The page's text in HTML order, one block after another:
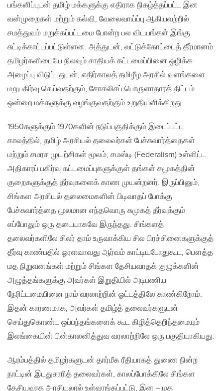
பங்களிப்புடன் தமிழ் மக்களுக்கு எதிராக நிகழ்த்தப்பட்ட இன
வன்முறைகள் மற்றும் கல்வி, வேலைவாய்ப்பு ஆகியவற்றில்
சமத்துவம் மறுக்கப்பட்டமை போன்ற பல விடயங்கள் இங்கு
சுட்டிக்காட்டப்பட்டுள்ளன‌. அத்துடன், வட்டுக்கோட்டைத் தீர்மானம்
தமிழர்களிடையே நிலவும் சாதியக் கட்டமைப்பினை ஒழிக்க
அழைப்பு விடுப்பதுடன், எதிர்காலத் தமிழீழ அரசில் வளங்களை
மறுபகிர்வு செய்வதற்கும், சோசலிசப் பொருளாதாரத் திட்டம்
ஒன்றை மக்களுக்கு வழங்குவதற்கும் உறுதியளிக்கிறது.
1950களுக்கும் 1970களின் நடுப்பகுதிக்கும் இடைப்பட்ட
காலத்தில், தமிழ் அரசியல் தலைவர்கள் பேச்சுவார்த்தைகள்
மற்றும் சமரச முயற்சிகள் மூலம், சமஸ்டி (Federalism) உள்ளிட்ட
அதிகாரப் பகிர்வு கட்டமைப்புகளுக்குள் தங்கள் சமூகத்தின்
குறைகளுக்குத் தீர்வுகளைக் காண முயன்றனர். இருப்பினும்,
சிங்கள அரசியல் தலைமைகளின் பிடிவாதப் போக்கு
பேச்சுவார்த்தை மூலமான எந்தவொரு சுமுகத் தீர்வுக்கும்
எப்போதும் ஒரு தடையாகவே இருந்தது. சிங்களத்
தலைவர்களிலே சிலர் தாம் உருவாக்கிய சில பிரச்சினைகளுக்குத்
தீர்வு காண்பதில் ஓரளவாவது ஆர்வம் காட்டியபோதுகூட, பௌத்த
மத நிறுவனங்கள் மற்றும் சிங்கள தேசியவாதக் குழுக்களின்
அழுத்தங்களுக்கு அவர்கள் இறுதியில் அடிபணிய
நேரிட்டமையினை நாம் வரலாற்றின் ஓட்டத்திலே காண்கிறோம்.
இதன் காரணமாக, அவர்கள் தமிழ்த் தலைவர்களுடன்
செய்துகொண்ட ஒப்பந்தங்களைக் கூட கிழித்தெறிந்தமையும்
இலங்கையின் பின்காலனித்துவ வரலாற்றிலே ஒரு பகுதியாகியது.
ஆரம்பத்தில் தமிழர்களுடன் தார்மீக ரீதியாகத் துணை நின்ற
நாட்டின் இடதுசாரித் தலைவர்கள், காலப்போக்கிலே சிங்கள
தேசியவாத அரசியலால் உள்வாங்கப்பட்டு, இன – மத